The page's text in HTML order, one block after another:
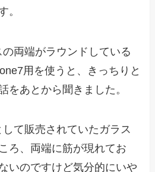
。
両端がラウンドしている
用を使うと、きっちりと
をあとから聞きました。
て販売されていたガラス
ろ、両端に筋が現れてお
いのですけど気分的にいや